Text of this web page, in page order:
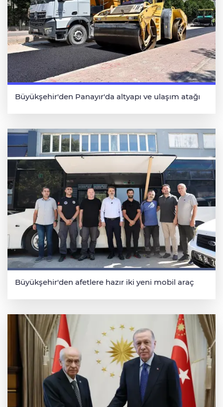
Büyükşehir'den Panayır'da altyapı ve ulaşım atağı
Büyükşehir'den afetlere hazır iki yeni mobil araç